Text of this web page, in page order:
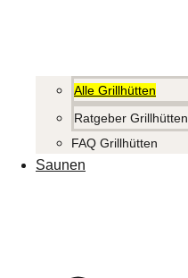
Alle Grillhütten
Ratgeber Grillhütten
FAQ Grillhütten
Saunen